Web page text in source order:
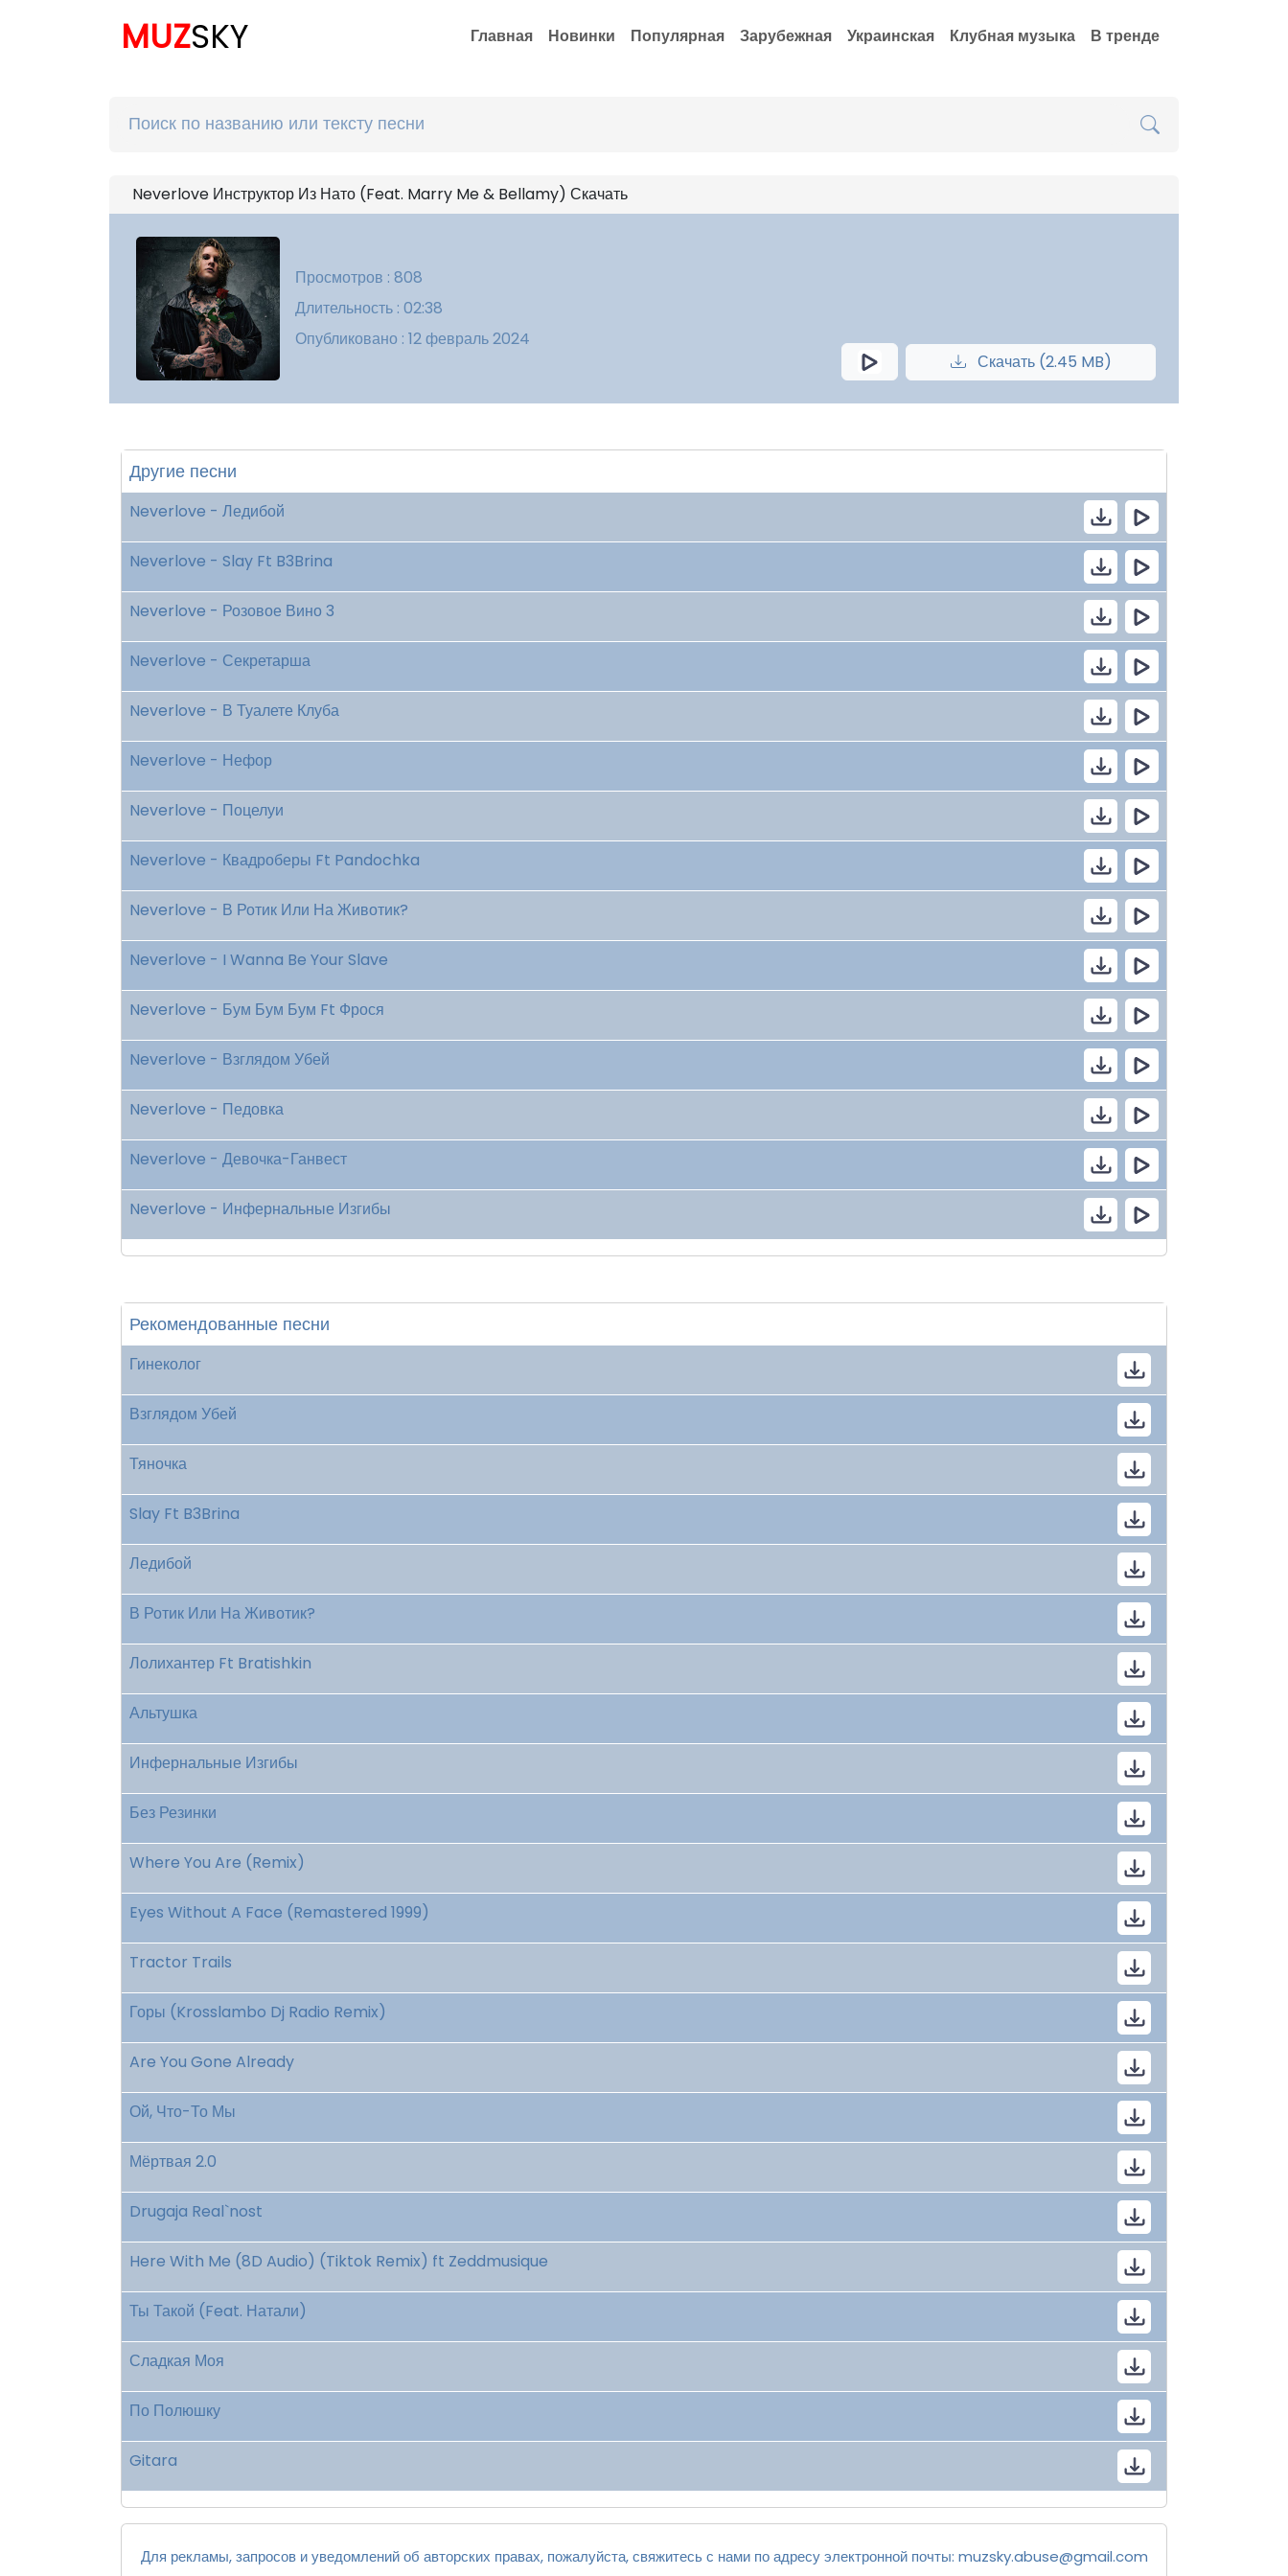
MUZSKY Главная Новинки Популярная Зарубежная Украинская Клубная музыка В тренде
Neverlove Инструктор Из Нато (Feat. Marry Me & Bellamy) Скачать
Просмотров : 808
Длительность : 02:38
Опубликовано : 12 февраль 2024
Скачать (2.45 MB)
Другие песни
Neverlove - Ледибой
Neverlove - Slay Ft B3Brina
Neverlove - Розовое Вино 3
Neverlove - Секретарша
Neverlove - В Туалете Клуба
Neverlove - Нефор
Neverlove - Поцелуи
Neverlove - Квадроберы Ft Pandochka
Neverlove - В Ротик Или На Животик?
Neverlove - I Wanna Be Your Slave
Neverlove - Бум Бум Бум Ft Фрося
Neverlove - Взглядом Убей
Neverlove - Педовка
Neverlove - Девочка-Ганвест
Neverlove - Инфернальные Изгибы
Рекомендованные песни
Гинеколог
Взглядом Убей
Тяночка
Slay Ft B3Brina
Ледибой
В Ротик Или На Животик?
Лолихантер Ft Bratishkin
Альтушка
Инфернальные Изгибы
Без Резинки
Where You Are (Remix)
Eyes Without A Face (Remastered 1999)
Tractor Trails
Горы (Krosslambo Dj Radio Remix)
Are You Gone Already
Ой, Что-То Мы
Мёртвая 2.0
Drugaja Real`nost
Here With Me (8D Audio) (Tiktok Remix) ft Zeddmusique
Ты Такой (Feat. Натали)
Сладкая Моя
По Полюшку
Gitara
Для рекламы, запросов и уведомлений об авторских правах, пожалуйста, свяжитесь с нами по адресу электронной почты: muzsky.abuse@gmail.com